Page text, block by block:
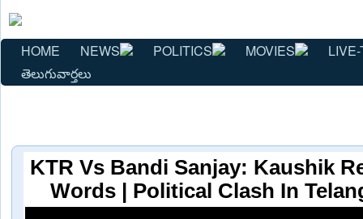
HOME NEWS POLITICS MOVIES
తెలుగువార్తలు
KTR Vs Bandi Sanjay: Kaushik
Words | Political Clash In